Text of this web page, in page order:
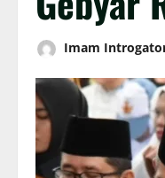
Imam